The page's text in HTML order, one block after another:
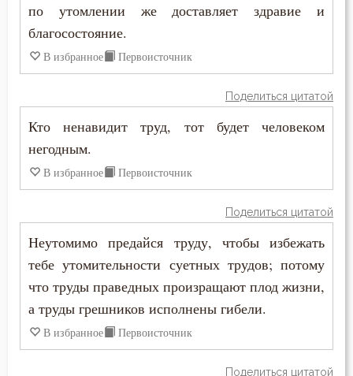
по утомлении же доставляет здравие и
благосостояние.
В избранное Первоисточник
Поделиться цитатой
Кто ненавидит труд, тот будет человеком
негодным.
В избранное Первоисточник
Поделиться цитатой
Неутомимо предайся труду, чтобы избежать
тебе утомительности суетных трудов; потому
что труды праведных произращают плод жизни,
а труды грешников исполнены гибели.
В избранное Первоисточник
Поделиться цитатой